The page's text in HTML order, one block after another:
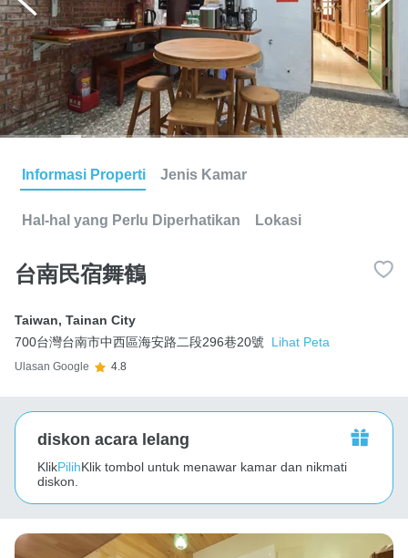
Informasi Properti Jenis Kamar
Hal-hal yang Perlu Diperhatikan Lokasi
台南民宿舞鶴
Taiwan, Tainan City
700台灣台南市中西區海安路二段296巷20號
Lihat Peta
Ulasan Google 4.8
diskon acara lelang
KlikPilihKlik tombol untuk menawar kamar dan nikmati
diskon.